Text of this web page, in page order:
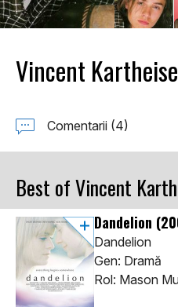
Vincent
Comentarii (4)
Best of Vincent
Dandelion
Dandelion
Gen: Dramă
Rol: Mason